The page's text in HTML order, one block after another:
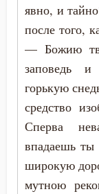
явно, и
после того,
— Божию
заповедь
горькую
средство
Сперва
впадаешь ты
широкую
мутною